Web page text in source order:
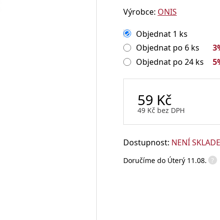
Sklenice na rum
Sklenice na whisky
Degustační sklenice na víno
Výrobce: ONIS
Objednat 1 ks
Objednat po 6 ks
Objednat po 24 ks
59 Kč
49 Kčbez DPH
Dostupnost: NENÍ
Doručíme do Úterý 11.08. ?